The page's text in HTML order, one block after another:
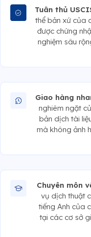
Tuân thủ
thể bản xứ của
được chứng
nghiệm sâu
Giao hàng
nghiêm ngặt
bản dịch tài
mà không ảnh
Chuyên môn
vụ dịch thuật
tiếng Anh của
tại các cơ sở